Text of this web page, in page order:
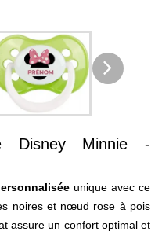
Disney Minnie -
unique avec ce
noires et nœud rose à pois
assure un confort optimal et